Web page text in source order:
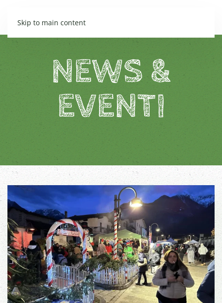
Skip to main content
NEWS &
EVENTI